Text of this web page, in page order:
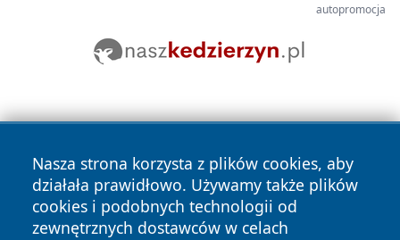
autopromocja
Nasza strona korzysta z plików cookies, aby
działała prawidłowo. Używamy także plików
cookies i podobnych technologii od
zewnętrznych dostawców w celach
Copyright © 2026 czestochowanews.pl Wszystkie prawa
zastrzeżone.